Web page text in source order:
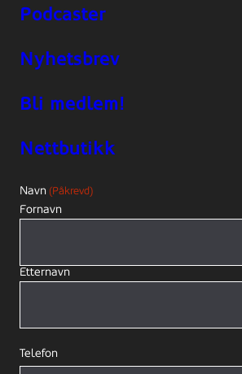
Podcaster
Nyhetsbrev
Bli medlem!
Nettbutikk
Navn (Påkrevd)
Fornavn
Etternavn
Telefon